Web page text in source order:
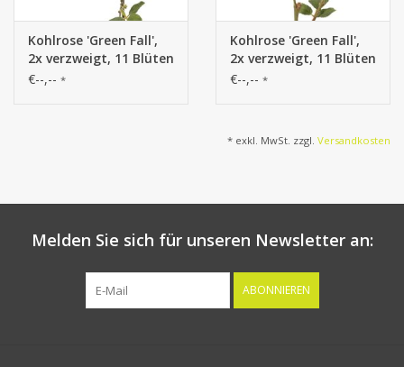
Kohlrose 'Green Fall',
2x verzweigt, 11 Blüten
(Ø 2,5 cm) & 5
€--,-- *
Kohlrose 'Green Fall',
2x verzweigt, 11 Blüten
(Ø 2,5 cm) & 5
€--,-- *
* exkl. MwSt. zzgl. Versandkosten
Melden Sie sich für unseren Newsletter an:
ABONNIEREN